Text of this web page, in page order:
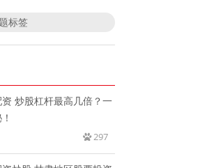
标签
几倍？一
297